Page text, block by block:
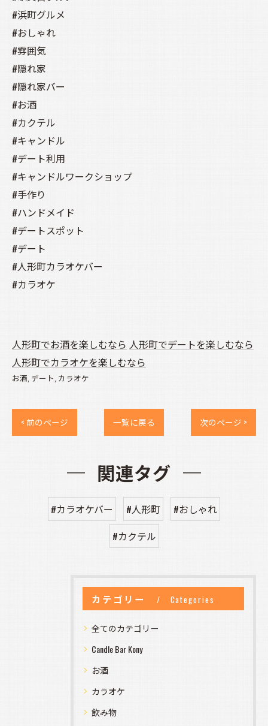
#浜町グルメ
#おしゃれ
#雰囲気
#隠れ家
#隠れ家バー
#お酒
#カクテル
#キャンドル
#デート利用
#キャンドルワークショップ
#手作り
#ハンドメイド
#デートスポット
#デート
#人形町カラオケバー
#カラオケ
人形町でお酒を楽しむなら 人形町でデートを楽しむなら
人形町でカラオケを楽しむなら
お酒 デート カラオケ
< 前のページ 一覧に戻る 次のページ >
関連タグ
#カラオケバー #人形町
#おしゃれ
#カクテル
カテゴリー Categories
全てのカテゴリー
Candle Bar Kony
お酒
カラオケ
飲み物